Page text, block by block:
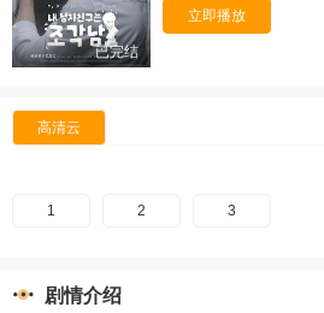
已完结
立即播放
高清云
1 2 3
剧情介绍